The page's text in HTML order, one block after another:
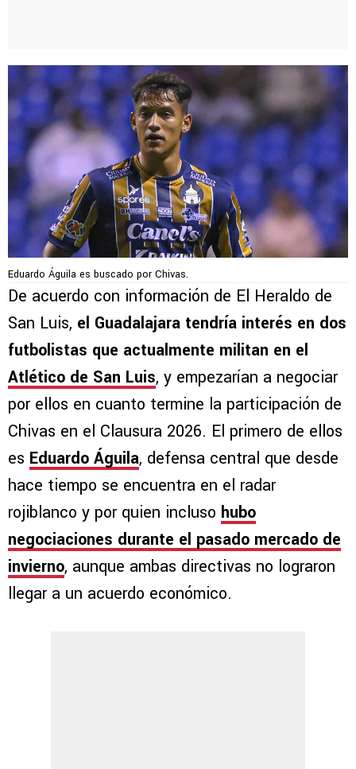
Eduardo Águila es buscado por Chivas.
De acuerdo con información de El Heraldo de
San Luis, el Guadalajara tendría interés en dos
futbolistas que actualmente militan en el
Atlético de San Luis, y empezarían a negociar
por ellos en cuanto termine la participación de
Chivas en el Clausura 2026. El primero de ellos
es Eduardo Águila, defensa central que desde
hace tiempo se encuentra en el radar
rojiblanco y por quien incluso hubo
negociaciones durante el pasado mercado de
invierno, aunque ambas directivas no lograron
llegar a un acuerdo económico.